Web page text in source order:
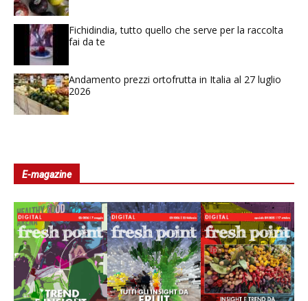
Fichidindia, tutto quello che serve per la raccolta
fai da te
Andamento prezzi ortofrutta in Italia al 27 luglio
2026
E-magazine